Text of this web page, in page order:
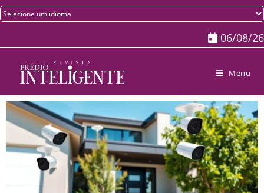
06/08/26
Menu